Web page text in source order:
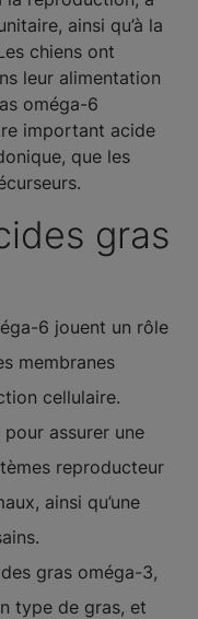
ainsi qu’à la
chiens ont
leur alimentation
oméga-6
important acide
que les
gras
6 jouent un rôle
membranes
cellulaire.
assurer une
reproducteur
ainsi qu’une
gras oméga-3,
type de gras, et